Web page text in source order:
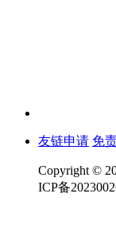
友链申请 免
Copyright ©
ICP备